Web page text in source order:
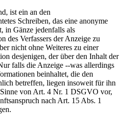
ist ein an den
Schreiben, das eine anonyme
in Gänze jedenfalls als
des Verfassers der Anzeige zu
nicht ohne Weiteres zu einer
desjenigen, der über den Inhalt der
falls die Anzeige ‑‑was allerdings
beinhaltet, die den
betreffen, liegen insoweit für ihn
von Art. 4 Nr. 1 DSGVO vor,
nach Art. 15 Abs. 1